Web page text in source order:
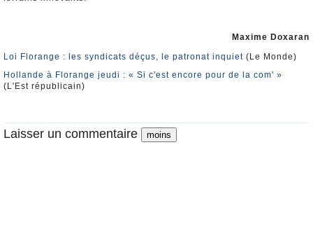
Maxime Doxaran
Loi Florange : les syndicats déçus, le patronat inquiet (Le Monde)
Hollande à Florange jeudi : « Si c'est encore pour de la com' »
(L'Est républicain)
Laisser un commentaire